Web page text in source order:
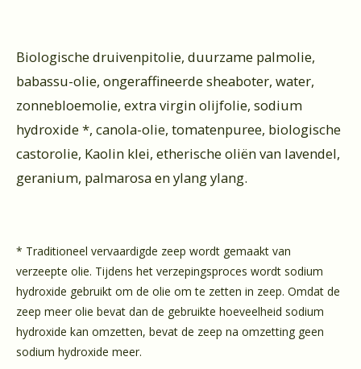
Biologische druivenpitolie, duurzame palmolie,
babassu-olie, ongeraffineerde sheaboter, water,
zonnebloemolie, extra virgin olijfolie, sodium
hydroxide *, canola-olie, tomatenpuree, biologische
castorolie, Kaolin klei, etherische oliën van lavendel,
geranium, palmarosa en ylang ylang.
* Traditioneel vervaardigde zeep wordt gemaakt van
verzeepte olie. Tijdens het verzepingsproces wordt sodium
hydroxide gebruikt om de olie om te zetten in zeep. Omdat de
zeep meer olie bevat dan de gebruikte hoeveelheid sodium
hydroxide kan omzetten, bevat de zeep na omzetting geen
sodium hydroxide meer.